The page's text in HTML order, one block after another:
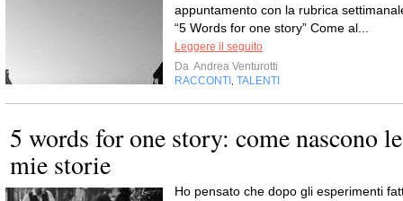
appuntamento con la rubrica
“5 Words for one story” Come al...
Leggere il seguito
Da Andrea Venturotti
RACCONTI
TALENTI
5 words for one story: come nascono le
mie storie
Ho pensato che dopo gli esperimenti